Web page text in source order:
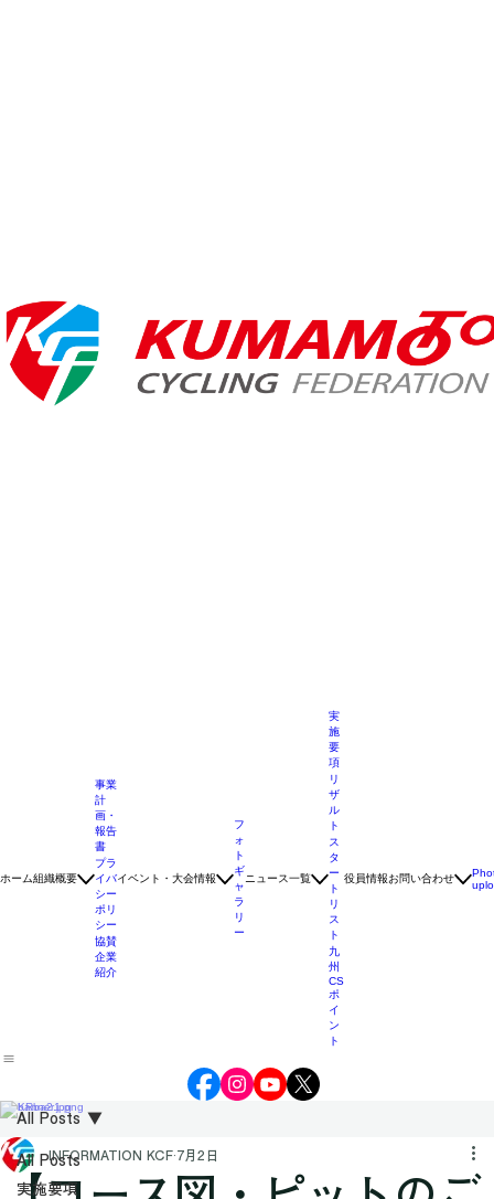
事業
計
画・
報告
書
プラ
イバ
シー
ポリ
シー
協賛
フ
ォ
ト
ギ
ャ
ラ
実
施
要
項
リ
ザ
ル
ト
ス
タ
ー
ト
リ
ス
ト
九
州
CS
ポ
イ
All Posts
All Posts
INFORMATION KCF 7月2日